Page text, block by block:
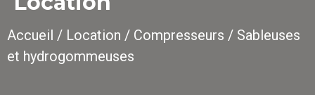
Accueil / Location / Compresseurs / Sableuses
et hydrogommeuses